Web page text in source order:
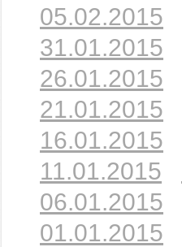
05.02.2015
31.01.2015
26.01.2015
21.01.2015
16.01.2015
11.01.2015
06.01.2015
01.01.2015